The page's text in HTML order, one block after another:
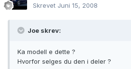
Skrevet Juni 15, 2008
Joe skrev:
Ka modell e dette ?
Hvorfor selges du den i deler ?